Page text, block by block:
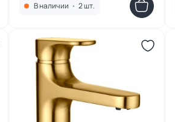
В наличии • 2 шт.